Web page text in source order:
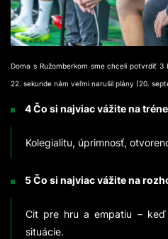
Doma s Ružomberkom sme chceli potvrdiť
22. sekunde nám veľmi narušil plány (20.
4 Čo si najviac vážite na
Kolegialitu, úprimnosť,
5 Čo si najviac vážite na
Cit pre hru a empatiu –
situácie.